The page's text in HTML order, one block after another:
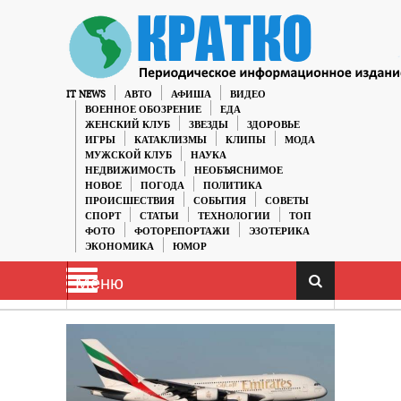
IT NEWS АВТО АФИША
ВИДЕО
ВОЕННОЕ ОБОЗРЕНИЕ
ЕДА
ЖЕНСКИЙ КЛУБ
ЗВЕЗДЫ
ЗДОРОВЬЕ
ИГРЫ
КАТАКЛИЗМЫ КЛИПЫ
МОДА
МУЖСКОЙ КЛУБ
НАУКА
НЕДВИЖИМОСТЬ
НЕОБЪЯСНИМОЕ
НОВОЕ
ПОГОДА
ПОЛИТИКА
ПРОИСШЕСТВИЯ
СОБЫТИЯ
СОВЕТЫ
СПОРТ
СТАТЬИ ТЕХНОЛОГИИ
ТОП
ФОТО
ФОТОРЕПОРТАЖИ
ЭЗОТЕРИКА
ЭКОНОМИКА
ЮМОР
Меню